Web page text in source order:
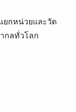
ยกหน่วยและวัด
กลทั่วโลก